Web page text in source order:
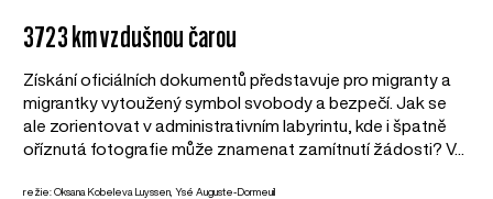
3723 km vzdušnou čarou
Získání oficiálních dokumentů představuje pro migranty a
migrantky vytoužený symbol svobody a bezpečí. Jak se
ale zorientovat v administrativním labyrintu, kde i špatně
oříznutá fotografie může znamenat zamítnutí žádosti? V...
režie: Oksana Kobeleva Luyssen, Ysé Auguste-Dormeuil